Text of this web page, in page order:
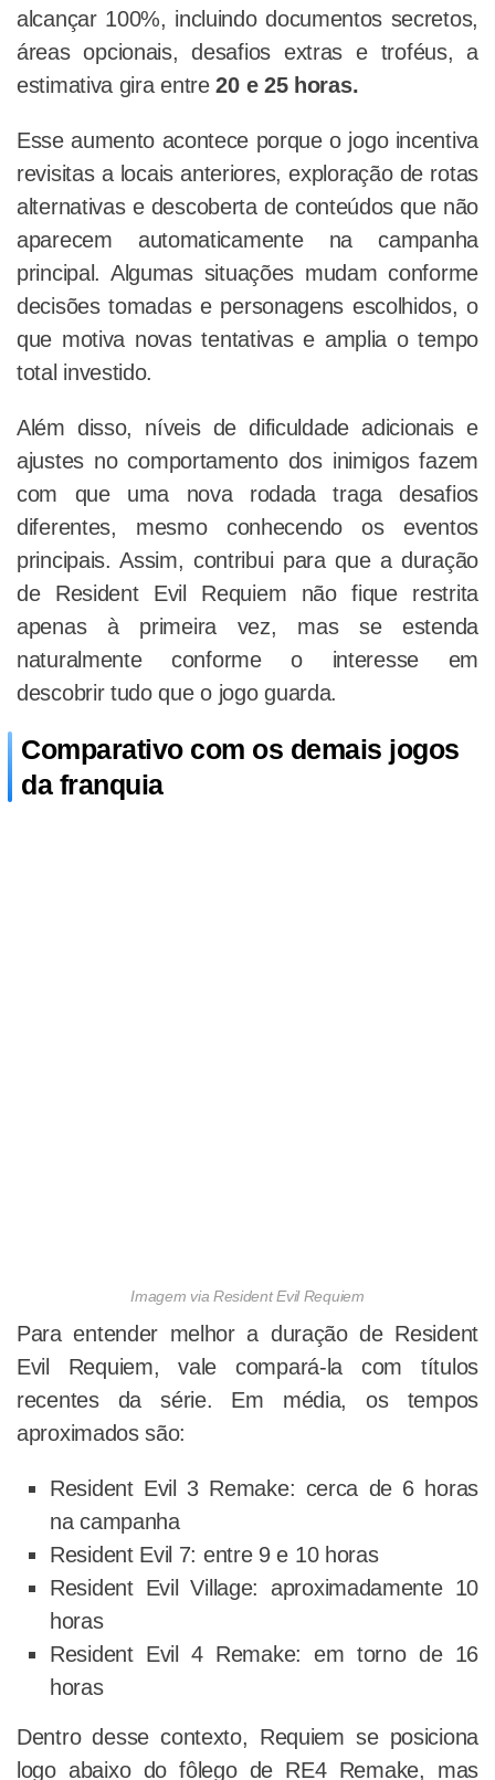
alcançar 100%, incluindo documentos secretos,
áreas opcionais, desafios extras e troféus, a
estimativa gira entre20 e 25 horas.
Esse aumento acontece porque o jogo incentiva
revisitas a locais anteriores, exploração de rotas
alternativas e descoberta de conteúdos que não
aparecem automaticamente na campanha
principal. Algumas situações mudam conforme
decisões tomadas e personagens escolhidos, o
que motiva novas tentativas e amplia o tempo
total investido.
Além disso, níveis de dificuldade adicionais e
ajustes no comportamento dos inimigos fazem
com que uma nova rodada traga desafios
diferentes, mesmo conhecendo os eventos
principais. Assim, contribui para que a duração
de Resident Evil Requiem não fique restrita
apenas à primeira vez, mas se estenda
naturalmente conforme o interesse em
descobrir tudo que o jogo guarda.
Comparativo com os demais jogos
da franquia
Imagem via Resident Evil Requiem
Para entender melhor a duração de Resident
Evil Requiem, vale compará-la com títulos
recentes da série. Em média, os tempos
aproximados são:
Resident Evil 3 Remake: cerca de 6 horas
na campanha
Resident Evil 7: entre 9 e 10 horas
Resident Evil Village: aproximadamente 10
horas
Resident Evil 4 Remake: em torno de 16
horas
Dentro desse contexto, Requiem se posiciona
logo abaixo do fôlego de RE4 Remake, mas